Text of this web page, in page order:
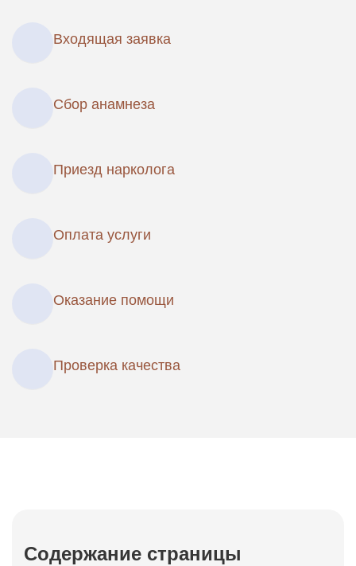
Входящая заявка
Сбор анамнеза
Приезд нарколога
Оплата услуги
Оказание помощи
Проверка качества
Содержание страницы